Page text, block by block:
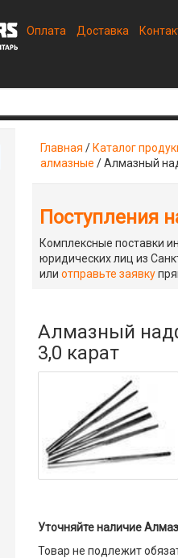
Оплата Доставка
Главная / Каталог
алмазные /Алмазный
Поступления
Комплексные поставки
юридических лиц из
илиотправьте заявку
Алмазный
3,0 карат
Уточняйте наличие
Товар не подлежит